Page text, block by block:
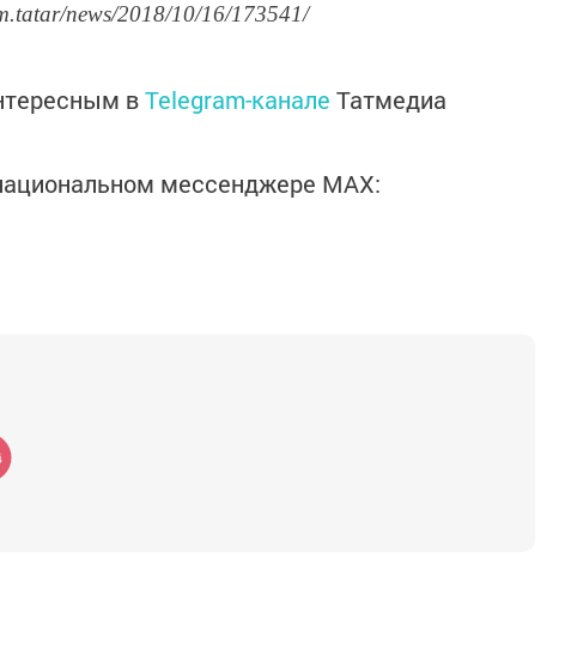
news/2018/10/16/173541/
вTelegram-канале Татмедиа
мессенджере MАХ: